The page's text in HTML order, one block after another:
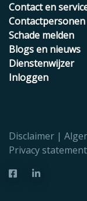
Contact en
Contactpersonen
Schade melden
Blogs en nieuws
Dienstenwijzer
Inloggen
Disclaimer
Privacy statement